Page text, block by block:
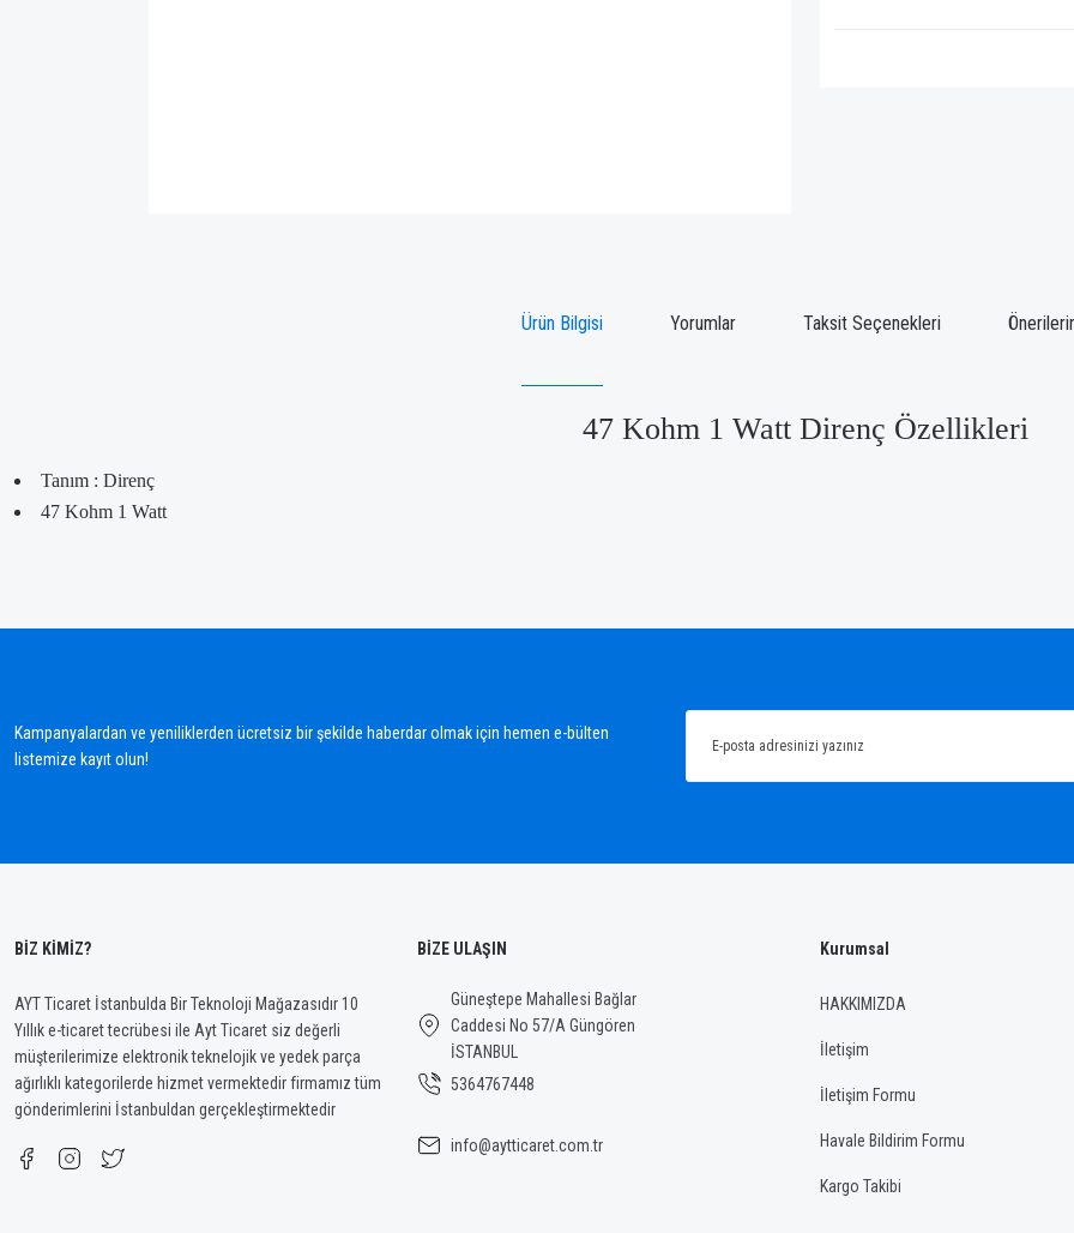
Ürün Bilgisi Yorumlar Taksit Seçenekleri
47 Kohm 1 Watt Direnç Özellikleri
Tanım : Direnç
47 Kohm 1 Watt
Bu ürüne ilk yorumu siz yapın!
Ürün bilgilerinde hatalar bulunuyor.
Ürün fiyatı diğer sitelerden daha pahalı.
Kampanyalardan ve yeniliklerden ücretsiz bir şekilde haberdar olmak için hemen e-bülten
listemize kayıt olun!
BİZ KİMİZ?
AYT Ticaret İstanbulda Bir Teknoloji Mağazasıdır 10
Yıllık e-ticaret tecrübesi ile Ayt Ticaret siz değerli
müşterilerimize elektronik teknelojik ve yedek parça
ağırlıklı kategorilerde hizmet vermektedir firmamız tüm
gönderimlerini İstanbuldan gerçekleştirmektedir
BİZE ULAŞIN
Güneştepe Mahallesi Bağlar
Caddesi No 57/A Güngören
İSTANBUL
5364767448
info@aytticaret.com.tr
Kurumsal
HAKKIMIZDA
İletişim
İletişim Formu
Havale Bildirim Formu
Kargo Takibi